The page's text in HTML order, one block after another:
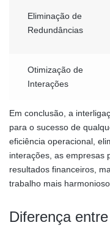
Eliminação de
Redundâncias
Otimização de
Interações
Em conclusão, a
para o sucesso de
eficiência operacional,
interações, as empresas
resultados financeiros,
trabalho mais
Diferença